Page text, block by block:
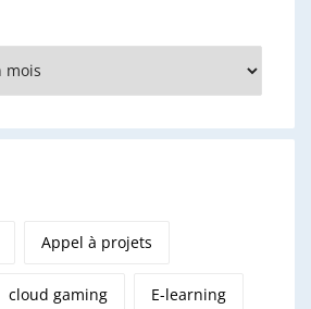
Appel à projets
cloud gaming E-learning